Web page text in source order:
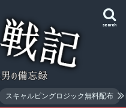
search
スキャルピングロジック無料配布